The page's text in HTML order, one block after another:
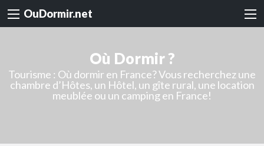
OuDormir.net
Où Dormir ?
Tourisme : Où dormir en France? Vous recherchez une
chambre d’Hôtes, un Hôtel, un gîte rural, une location
meublée ou un camping en France!